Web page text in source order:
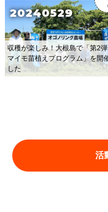
20240529
収穫が楽しみ！大根島で「第2
マイモ苗植えプログラム」を開
した
活